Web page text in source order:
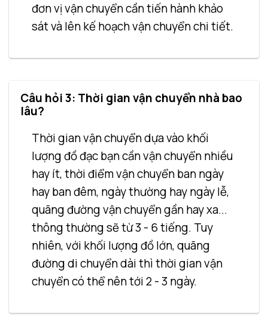
đơn vị vận chuyển cần tiến hành khảo
sát và lên kế hoạch vận chuyển chi tiết.
Câu hỏi 3: Thời gian vận chuyển nhà bao
lâu?
Thời gian vận chuyển dựa vào khối
lượng đồ đạc bạn cần vận chuyển nhiều
hay ít, thời điểm vận chuyển ban ngày
hay ban đêm, ngày thường hay ngày lễ,
quãng đường vận chuyển gần hay xa...
thông thường sẽ từ 3 - 6 tiếng. Tuy
nhiên, với khối lượng đồ lớn, quãng
đường di chuyển dài thì thời gian vận
chuyển có thể nên tới 2 - 3 ngày.